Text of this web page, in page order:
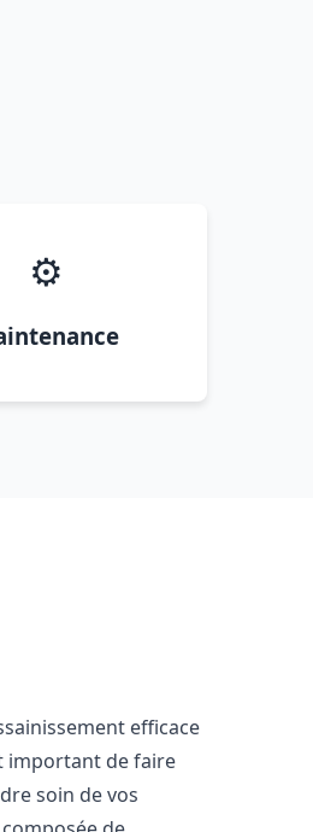
⚙️
efficace
important de faire
soin de vos